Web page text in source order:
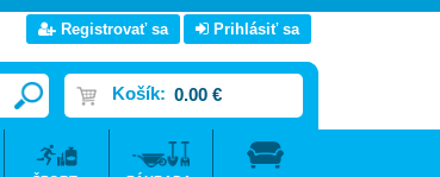
Registrovať sa Prihlásiť sa
Košík: 0.00 €